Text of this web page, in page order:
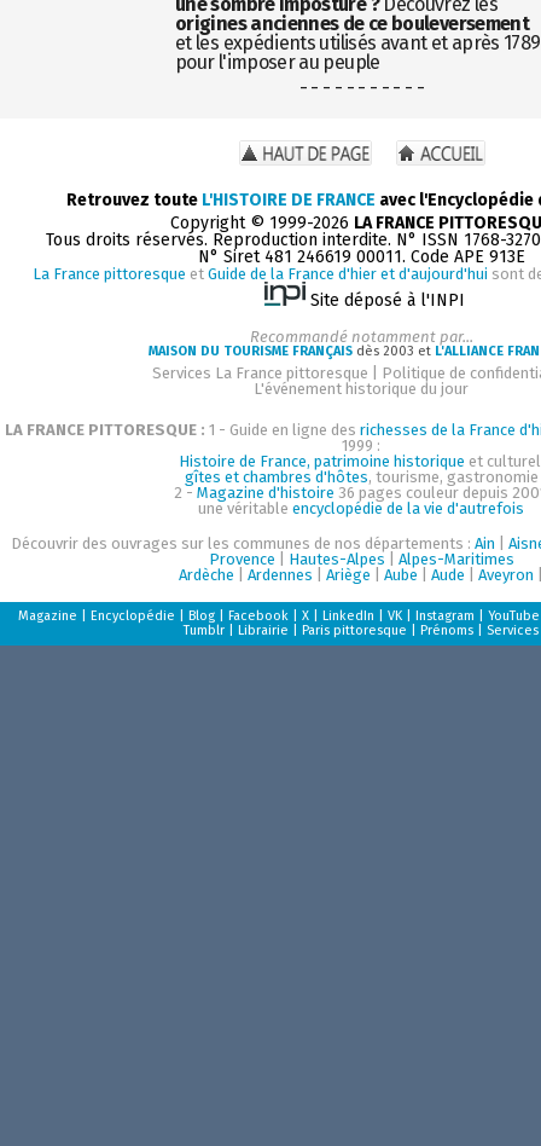
origines anciennes de ce bouleversement
et les expédients utilisés avant et après 1789
pour l'imposer au peuple
- - - - - - - - - - -
Retrouvez toute L'HISTOIRE DE FRANCE avec
Copyright © 1999-2026 LA FRANCE
Tous droits réservés. Reproduction interdite. N° ISSN 1768-
N° Siret 481 246619 00011. Code APE 913E
La France pittoresque et Guide de la France d'hier et d'aujourd'hui sont
Site déposé à l'INPI
Recommandé notamment par...
MAISON DU TOURISME FRANÇAIS dès 2003 et L'ALLIANCE
Services La France pittoresque
Politique de
L'événement historique du jour
LA FRANCE PITTORESQUE : 1 - Guide en ligne des richesses de la France
1999 :
Histoire de France, patrimoine historique et
gîtes et chambres d'hôtes, tourisme, gastronomie
2 - Magazine d'histoire 36 pages couleur depuis
une véritableencyclopédie de la vie d'autrefois
Découvrir des ouvrages sur les communes de nos départements :Ain |
Provence
Hautes-Alpes
Alpes-Maritimes
Ardèche |Ardennes |Ariège |Aube |Aude |Aveyron
Magazine |Encyclopédie |Blog |Facebook |X |LinkedIn |VK |Instagram |YouTube
Tumblr |Librairie |Paris pittoresque |Prénoms Services